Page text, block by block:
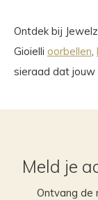
Ontdek bij
Gioielli oorbellen
sieraad dat jouw
Meld je
Ontvang de